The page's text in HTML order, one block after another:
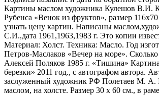
Картины маслом художника Кулешов В.И.
Рубенса «Венок из фруктов», размер
узнать цену картин. Написаны
С.И.,дата 1961,1963,1983 г. Это копии
Материал: Холст. Техника: Масло. Год
Петров-Маслаков «Вечер на море». Сколько
Алексей Поляков 1985 г. «Тишина»
березки» 2011 год., с автографом автора.
заслуженный художник РФ Полетаев М. А.
маслом, на холсте. Размер 30 х 60 см., в